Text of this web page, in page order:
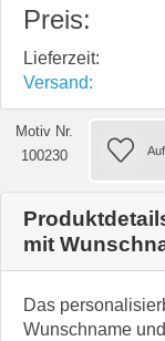
Preis:
Lieferzeit:
Versand:
Motiv Nr.
100230
mit
Das
Wunschname